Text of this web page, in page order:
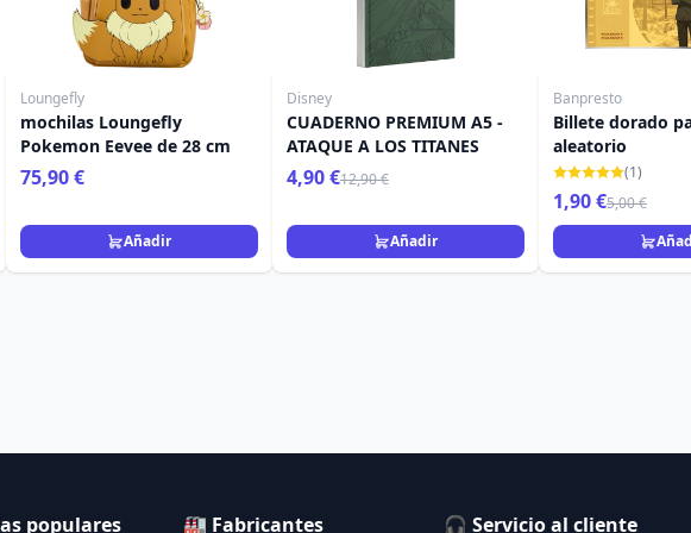
Loungefly
mochilas Loungefly
Pokemon Eevee de 28 cm
75,90 €
Añadir
Disney
CUADERNO PREMIUM A5 -
ATAQUE A LOS TITANES
4,90 €12,90 €
Añadir
Banpresto
Billete dorado
aleatorio
(1)
1,90 €5,00 €
populares 🏭 Fabricantes 🎧 Servicio al cliente